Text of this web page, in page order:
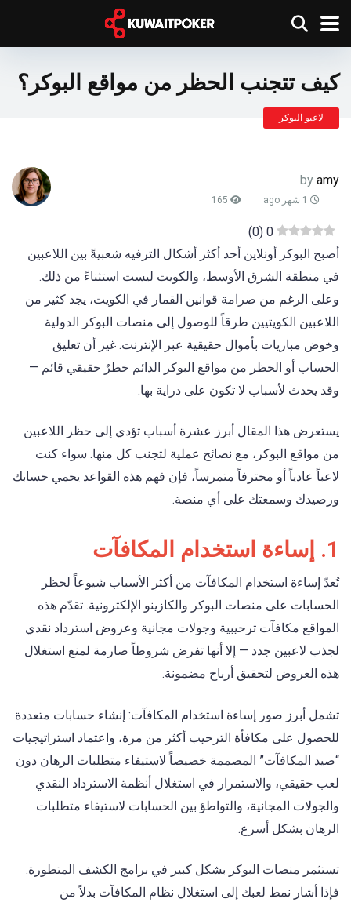
كيف تتجنب الحظر من مواقع البوكر؟
لاعبو البوكر
by amy
0
(
0
)
أصبح البوكر أونلاين أحد أكثر أشكال الترفيه شعبيةً بين اللاعبين
في منطقة الشرق الأوسط، والكويت ليست استثناءً من ذلك.
وعلى الرغم من صرامة قوانين القمار في الكويت، يجد كثير من
اللاعبين الكويتيين طرقاً للوصول إلى منصات البوكر الدولية
وخوض مباريات بأموال حقيقية عبر الإنترنت. غير أن تعليق
الحساب أو الحظر من مواقع البوكر الدائم خطرٌ حقيقي قائم —
وقد يحدث لأسباب لا تكون على دراية بها.
يستعرض هذا المقال أبرز عشرة أسباب تؤدي إلى حظر اللاعبين
من مواقع البوكر، مع نصائح عملية لتجنب كل منها. سواء كنت
لاعباً عادياً أو محترفاً متمرساً، فإن فهم هذه القواعد يحمي حسابك
ورصيدك وسمعتك على أي منصة.
1. إساءة استخدام المكافآت
تُعدّ إساءة استخدام المكافآت من أكثر الأسباب شيوعاً لحظر
الحسابات على منصات البوكر والكازينو الإلكترونية. تقدّم هذه
المواقع مكافآت ترحيبية وجولات مجانية وعروض استرداد نقدي
لجذب لاعبين جدد — إلا أنها تفرض شروطاً صارمة لمنع استغلال
هذه العروض لتحقيق أرباح مضمونة.
تشمل أبرز صور إساءة استخدام المكافآت: إنشاء حسابات متعددة
للحصول على مكافأة الترحيب أكثر من مرة، واعتماد استراتيجيات
“صيد المكافآت” المصممة خصيصاً لاستيفاء متطلبات الرهان دون
لعب حقيقي، والاستمرار في استغلال أنظمة الاسترداد النقدي
والجولات المجانية، والتواطؤ بين الحسابات لاستيفاء متطلبات
الرهان بشكل أسرع.
تستثمر منصات البوكر بشكل كبير في برامج الكشف المتطورة.
فإذا أشار نمط لعبك إلى استغلال نظام المكافآت بدلاً من